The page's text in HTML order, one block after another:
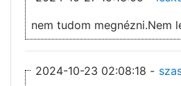
nem tudom megnézni.Nem
2024-10-23 02:08:18 -